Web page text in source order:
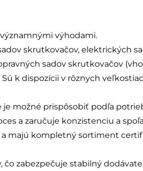
výhodami.
skrutkovačov, elektrických
sadov skrutkovačov
k dispozícii v rôznych
možné prispôsobiť podľa
a zaručuje konzistenciu a
majú kompletný sortiment
čo zabezpečuje stabilný